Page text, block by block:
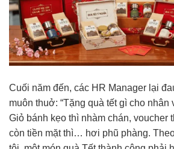
Cuối năm đến, các HR Manager lại
muôn thuở: “Tặng quà tết gì cho nhân
Giỏ bánh kẹo thì nhàm chán, voucher
còn tiền mặt thì… hơi phũ phàng.